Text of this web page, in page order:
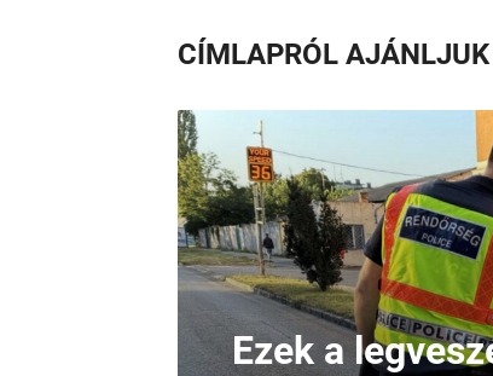
CÍMLAPRÓL AJÁNLJUK
Ezek a